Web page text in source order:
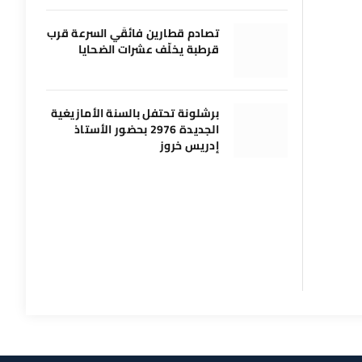
تصادم قطارين فائقَي السرعة قرب
قرطبة يخلّف عشرات الضحايا
برشلونة تحتفل بالسنة الأمازيغية
الجديدة 2976 بحضور الأستاذ
إدريس خروز